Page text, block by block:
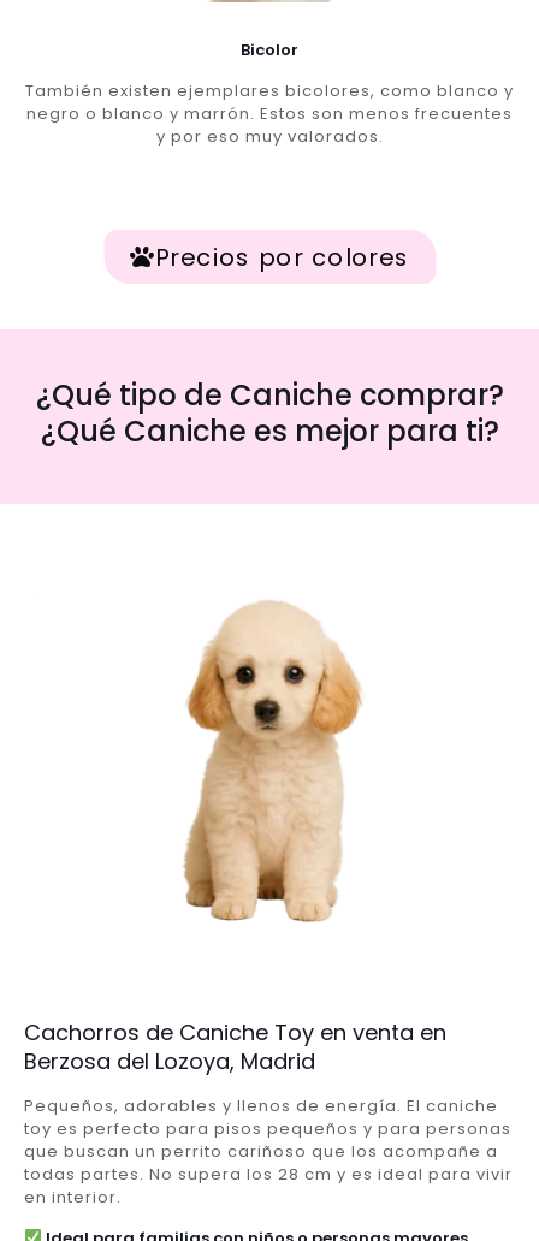
Bicolor
También existen ejemplares bicolores, como blanco y
negro o blanco y marrón. Estos son menos frecuentes
y por eso muy valorados.
Precios por colores
¿Qué tipo de Caniche comprar?
¿Qué Caniche es mejor para ti?
Cachorros de Caniche Toy en venta en
Berzosa del Lozoya, Madrid
Pequeños, adorables y llenos de energía. El caniche
toy es perfecto para pisos pequeños y para personas
que buscan un perrito cariñoso que los acompañe a
todas partes. No supera los 28 cm y es ideal para vivir
en interior.